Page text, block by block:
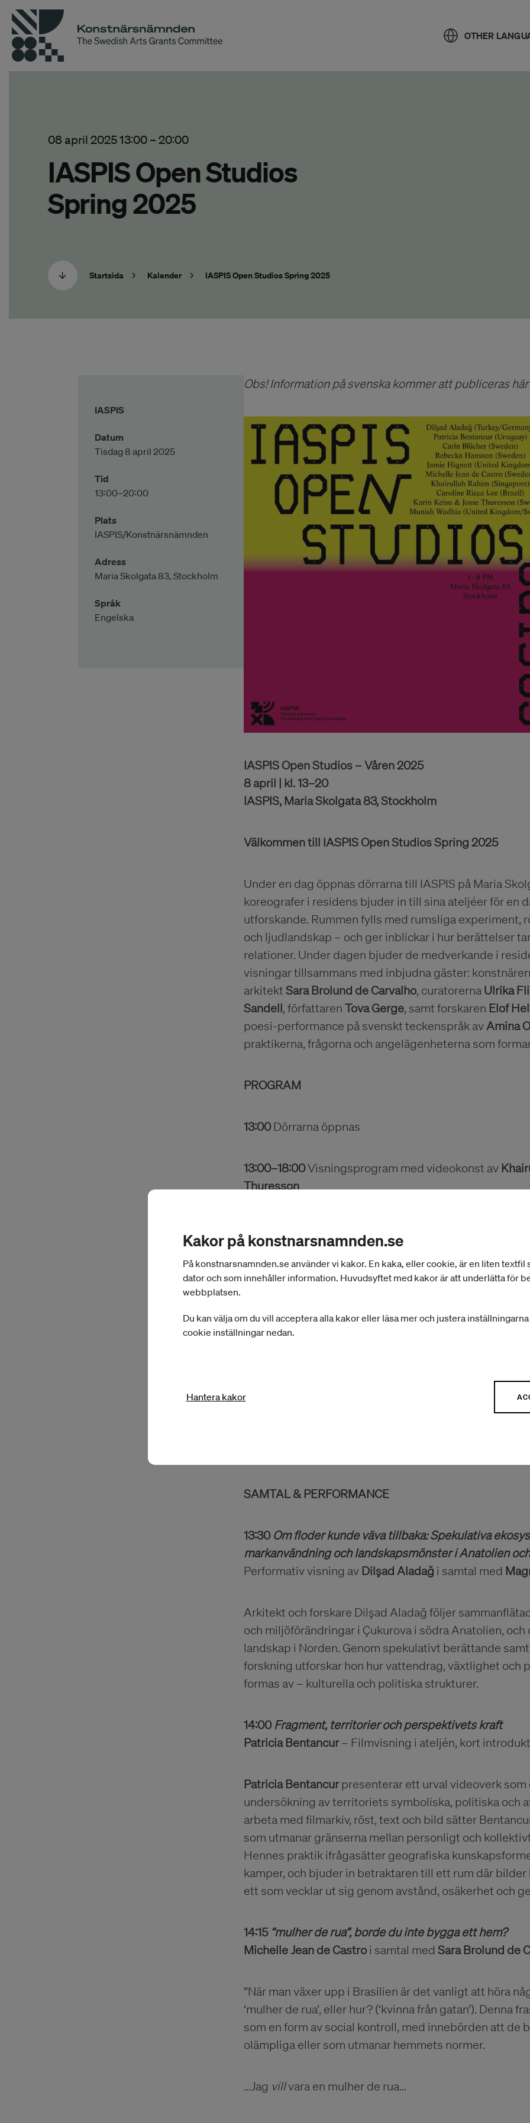
OTHER
08 april 2025 13:00–20:00
IASPIS Open Studios
Spring 2025
Startsida Kalender IASPIS Open Studios Spring 2025
IASPIS
Datum
Tisdag 8 april 2025
Tid
13:00–20:00
Plats
IASPIS/Konstnärsnämnden
Adress
Maria Skolgata 83, Stockholm
Språk
Engelska
Obs! Information på svenska kommer att publiceras
IASPIS Open Studios – Våren 2025
8 april | kl. 13–20
IASPIS, Maria Skolgata 83, Stockholm
Välkommen till IASPIS Open Studios Spring 2025
Under en dag öppnas dörrarna till IASPIS på Maria
koreografer i residens bjuder in till sina ateljéer för en
utforskande. Rummen fylls med rumsliga experiment,
och ljudlandskap – och ger inblickar i hur berättelser
relationer. Under dagen bjuder de medverkande i
visningar tillsammans med inbjudna gäster:
arkitekt Sara Brolund de Carvalho, curatorerna Ulrika
Sandell , författaren Tova Gerge, samt forskaren Elof
poesi-performance på svenskt teckenspråk av Amina
praktikerna, frågorna och angelägenheterna som
PROGRAM
13:00Dörrarna öppnas
13:00–18:00Visningsprogram med videokonst av
Thuresson
13:00–18:00På gränsen till att bli: Rummet mellan
Immersiell installation av koreografRebecka Hansson
Hur känns det att uppfatta en impuls och agera på
i sin pågående research, där ett rum med enkla
och tvekan, begär och motstånd. Genom att utforska
bjuder rummet in till att öva på att vara i kontakt –
andra.
SAMTAL & PERFORMANCE
13:30 Om floder kunde väva tillbaka: Spekulativa
markanvändning och landskapsmönster i Anatolien
Performativ visning av Dilşad Aladağ i samtal med
Arkitekt och forskare Dilşad Aladağ följer
och miljöförändringar i Çukurova i södra Anatolien,
landskap i Norden. Genom spekulativt berättande
forskning utforskar hon hur vattendrag, växtlighet och
formas av – kulturella och politiska strukturer.
14:00 Fragment, territorier och perspektivets kraft
Patricia Bentancur– Filmvisning i ateljén, kort
Patricia Bentancurpresenterar ett urval videoverk som
undersökning av territoriets symboliska, politiska och
arbeta med filmarkiv, röst, text och bild sätter
som utmanar gränserna mellan personligt och
Hennes praktik ifrågasätter geografiska
kamper, och bjuder in betraktaren till ett rum där
ett som vecklar ut sig genom avstånd, osäkerhet och
14:15 “mulher de rua”, borde du inte bygga ett hem?
Michelle Jean de Castroi samtal med Sara Brolund de
”När man växer upp i Brasilien är det vanligt att höra
‘mulher de rua’, eller hur? (‘kvinna från gatan’). Denna
som en form av social kontroll, med innebörden att de
olämpliga eller som utmanar hemmets normer.
…Jag villvara en mulher de rua…
Kakor på konstnarsnamnden.se
På konstnarsnamnden.se använder vi kakor. En kaka, eller cookie, är en liten textfil
dator och som innehåller information. Huvudsyftet med kakor är att underlätta för
webbplatsen.
Du kan välja om du vill acceptera alla kakor eller läsa mer och justera
cookie inställningar nedan.
Hantera kakor